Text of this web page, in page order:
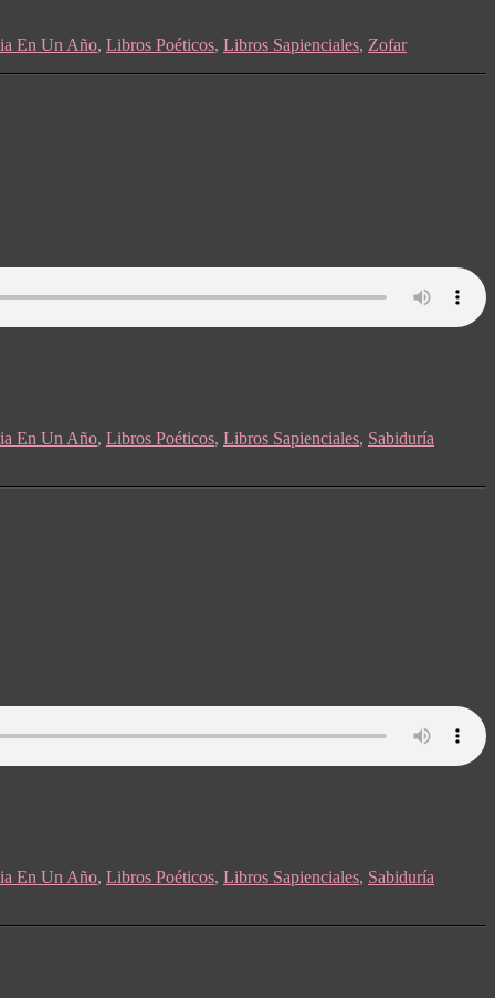
En Un Año, Libros Poéticos, Libros Sapienciales, Zofar
En Un Año, Libros Poéticos, Libros Sapienciales, Sabiduría
En Un Año, Libros Poéticos, Libros Sapienciales, Sabiduría